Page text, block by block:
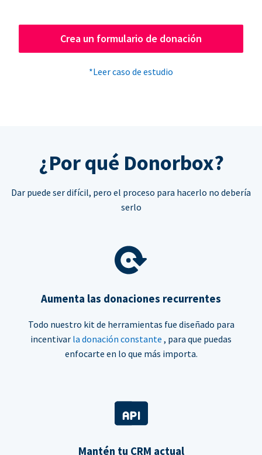
Crea un formulario de donación
*Leer caso de estudio
¿Por qué Donorbox?
Dar puede ser difícil, pero el proceso para hacerlo no debería
serlo
Aumenta las donaciones recurrentes
Todo nuestro kit de herramientas fue diseñado para
incentivar la donación constante , para que puedas
enfocarte en lo que más importa.
Mantén tu CRM actual